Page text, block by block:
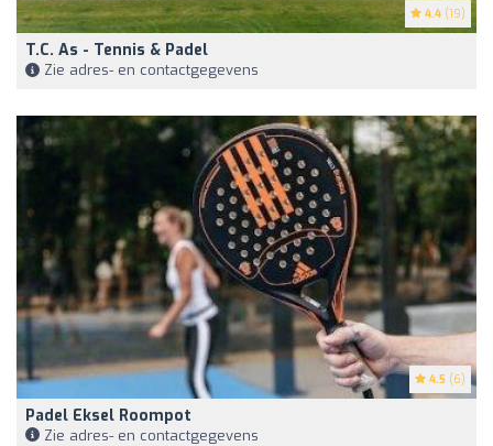
4.4 (19)
T.C. As - Tennis & Padel
Zie adres- en contactgegevens
4.5 (6)
Padel Eksel Roompot
Zie adres- en contactgegevens